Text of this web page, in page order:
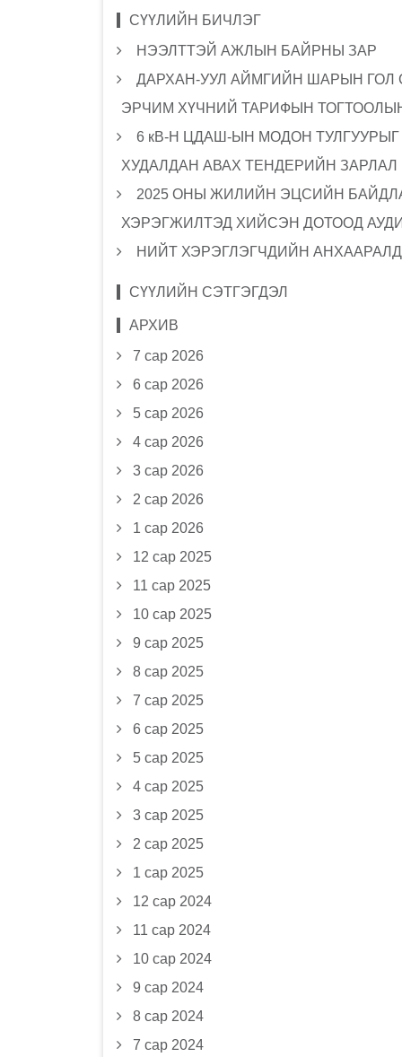
СҮҮЛИЙН БИЧЛЭГ
НЭЭЛТТЭЙ АЖЛЫН БАЙРНЫ ЗАР
ДАРХАН-УУЛ АЙМГИЙН ШАРЫН ГОЛ
ЭРЧИМ ХҮЧНИЙ ТАРИФЫН
6 кВ-Н ЦДАШ-ЫН МОДОН
ХУДАЛДАН АВАХ ТЕНДЕРИЙН ЗАРЛАЛ
2025 ОНЫ ЖИЛИЙН ЭЦСИЙН
ХЭРЭГЖИЛТЭД ХИЙСЭН ДОТООД
НИЙТ ХЭРЭГЛЭГЧДИЙН АНХААРАЛД
СҮҮЛИЙН СЭТГЭГДЭЛ
АРХИВ
7 сар 2026
6 сар 2026
5 сар 2026
4 сар 2026
3 сар 2026
2 сар 2026
1 сар 2026
12 сар 2025
11 сар 2025
10 сар 2025
9 сар 2025
8 сар 2025
7 сар 2025
6 сар 2025
5 сар 2025
4 сар 2025
3 сар 2025
2 сар 2025
1 сар 2025
12 сар 2024
11 сар 2024
10 сар 2024
9 сар 2024
8 сар 2024
7 сар 2024